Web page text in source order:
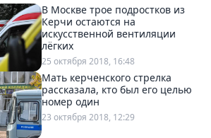
В Москве трое подростков из
Керчи остаются на
искусственной вентиляции
лёгких
25 октября 2018, 16:48
Мать керченского стрелка
рассказала, кто был его целью
номер один
23 октября 2018, 12:29